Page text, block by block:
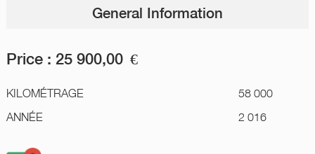
General Information
Price : 25 900,00 €
KILOMÉTRAGE
58 000
ANNÉE
2 016